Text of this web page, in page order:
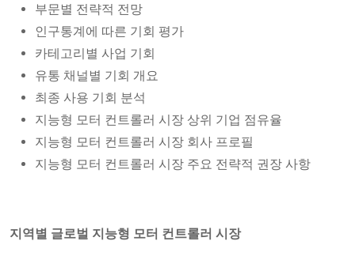
부문별 전략적 전망
인구통계에 따른 기회 평가
카테고리별 사업 기회
유통 채널별 기회 개요
최종 사용 기회 분석
지능형 모터 컨트롤러 시장 상위 기업 점유율
지능형 모터 컨트롤러 시장 회사 프로필
지능형 모터 컨트롤러 시장 주요 전략적 권장 사항
지역별 글로벌 지능형 모터 컨트롤러 시장